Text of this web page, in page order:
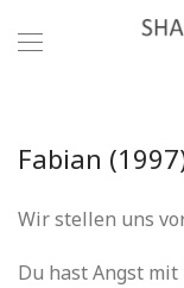
Fabian
Wir stellen uns
Du hast Angst mit